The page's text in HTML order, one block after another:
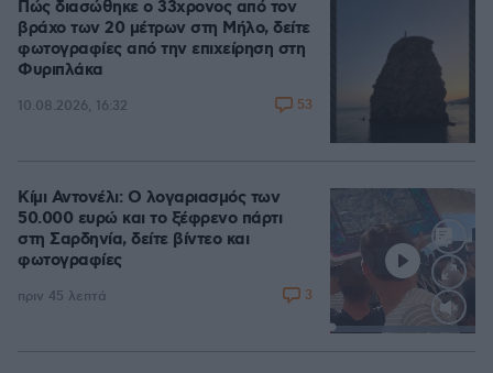
Πώς διασώθηκε ο 33χρονος από τον
βράχο των 20 μέτρων στη Μήλο, δείτε
φωτογραφίες από την επιχείρηση στη
Φυριπλάκα
10.08.2026, 16:32 53
Κίμι Αντονέλι: Ο λογαριασμός των
50.000 ευρώ και το ξέφρενο πάρτι
στη Σαρδηνία, δείτε βίντεο και
φωτογραφίες
πριν 45 λεπτά 3